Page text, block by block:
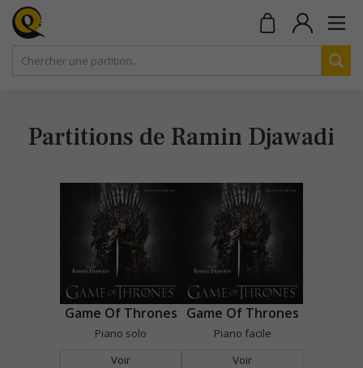
Partitions de Ramin Djawadi
Game Of Thrones
Piano solo
Voir
Game Of Thrones
Piano facile
Voir